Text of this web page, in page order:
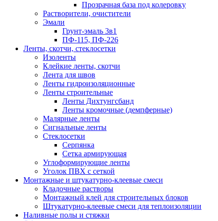
Прозрачная база под колеровку
Растворители, очистители
Эмали
Грунт-эмаль 3в1
ПФ-115, ПФ-226
Ленты, скотчи, стеклосетки
Изоленты
Клейкие ленты, скотчи
Лента для швов
Ленты гидроизоляционные
Ленты строительные
Ленты Дихтунгсбанд
Ленты кромочные (демпферные)
Малярные ленты
Сигнальные ленты
Стеклосетки
Серпянка
Сетка армирующая
Углоформирующие ленты
Уголок ПВХ с сеткой
Монтажные и штукатурно-клеевые смеси
Кладочные растворы
Монтажный клей для строительных блоков
Штукатурно-клеевые смеси для теплоизоляции
Наливные полы и стяжки